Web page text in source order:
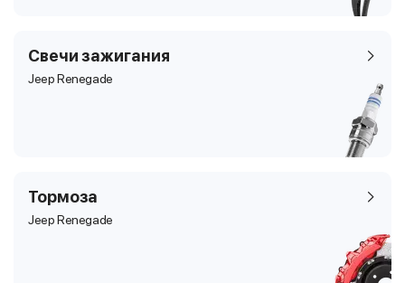
Свечи зажигания
Jeep Renegade
Тормоза
Jeep Renegade